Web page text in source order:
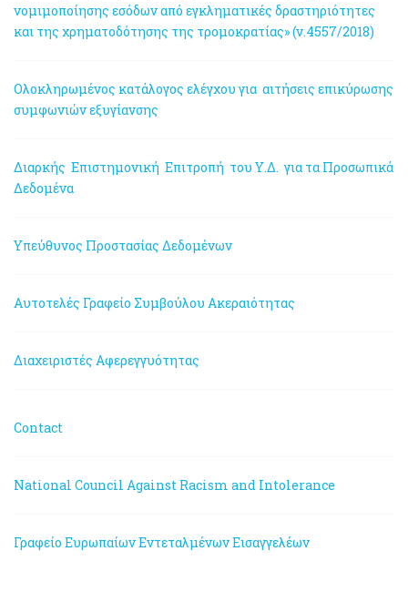
νομιμοποίησης εσόδων από εγκληματικές δραστηριότητες
και της χρηματοδότησης της τρομοκρατίας» (ν.4557/2018)
Ολοκληρωμένος κατάλογος ελέγχου για αιτήσεις επικύρωσης
συμφωνιών εξυγίανσης
Διαρκής Επιστημονική Επιτροπή του Υ.Δ. για τα Προσωπικά
Δεδομένα
Υπεύθυνος Προστασίας Δεδομένων
Αυτοτελές Γραφείο Συμβούλου Ακεραιότητας
Διαχειριστές Αφερεγγυότητας
Contact
National Council Against Racism and Intolerance
Γραφείο Ευρωπαίων Εντεταλμένων Εισαγγελέων